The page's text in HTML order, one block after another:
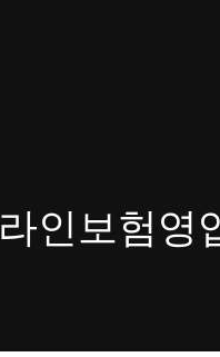
인보험영